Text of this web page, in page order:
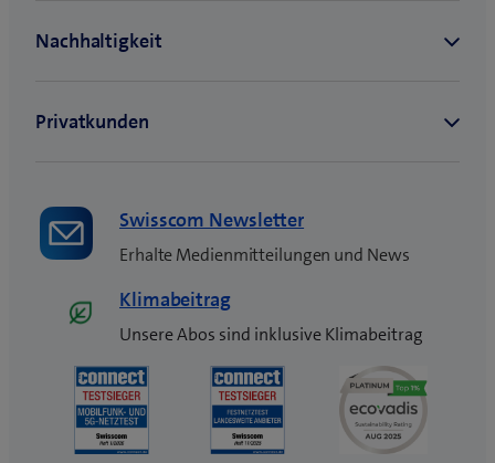
Swisscom Newsletter
Erhalte Medienmitteilungen und News
Klimabeitrag
Unsere Abos sind inklusive Klimabeitrag